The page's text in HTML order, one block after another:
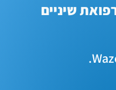
שיניים